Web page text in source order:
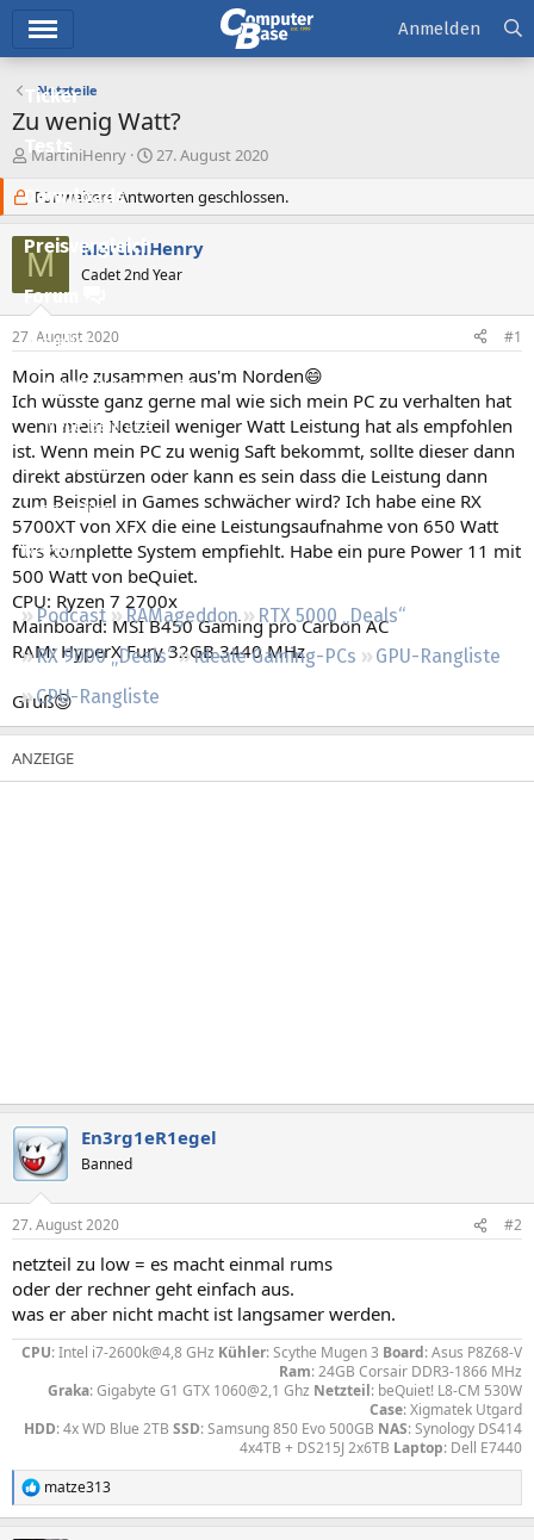
Ticker
Tests
Downloads
Preisvergleich
Forum
Aktuelles
Empfohlene Inhalte
Neue Beiträge
Neueste Aktivitäten
Leserartikel
Regeln
Podcast RAMageddon
RTX 5000 „Deals“
RX 9000 „Deals“
Ideale Gaming-PCs
GPU-Rangliste
CPU-Rangliste
Anmelden
Netzteile
Zu wenig Watt?
E
s
t
e
l
l
e
MartiniHenry
E
s
t
e
l
l
m
27. August 2020
Für weitere Antworten geschlossen.
M MartiniHenry
Cadet 2nd Year
27. August 2020 #1
Moin alle zusammen aus'm Norden😄
Ich wüsste ganz gerne mal wie sich mein PC zu verhalten hat
wenn mein Netzteil weniger Watt Leistung hat als empfohlen
ist. Wenn mein PC zu wenig Saft bekommt, sollte dieser dann
direkt abstürzen oder kann es sein dass die Leistung dann
zum Beispiel in Games schwächer wird? Ich habe eine RX
5700XT von XFX die eine Leistungsaufnahme von 650 Watt
fürs komplette System empfiehlt. Habe ein pure Power 11 mit
500 Watt von beQuiet.
CPU: Ryzen 7 2700x
Mainboard: MSI B450 Gaming pro Carbon AC
RAM: HyperX Fury 32GB 3440 MHz
Gruß😌
En3rg1eR1egel
Banned
27. August 2020 #2
netzteil zu low = es macht einmal rums
oder der rechner geht einfach aus.
was er aber nicht macht ist langsamer werden.
CPU: Intel i7-2600k@4,8 GHz Kühler: Scythe Mugen 3 Board: Asus P8Z68-V
Ram: 24GB Corsair DDR3-1866 MHz
Graka: Gigabyte G1 GTX 1060@2,1 Ghz Netzteil: beQuiet! L8-CM 530W
Case: Xigmatek Utgard
HDD: 4x WD Blue 2TB SSD: Samsung 850 Evo 500GB NAS: Synology DS414
4x4TB + DS215J 2x6TB Laptop: Dell E7440​
R
e
matze313